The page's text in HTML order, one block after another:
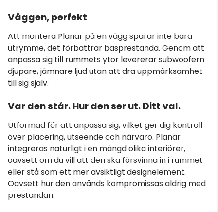
Väggen, perfekt
Att montera Planar på en vägg sparar inte bara
utrymme, det förbättrar basprestanda. Genom att
anpassa sig till rummets ytor levererar subwoofern
djupare, jämnare ljud utan att dra uppmärksamhet
till sig själv.
Var den står. Hur den ser ut. Ditt val.
Utformad för att anpassa sig, vilket ger dig kontroll
över placering, utseende och närvaro. Planar
integreras naturligt i en mängd olika interiörer,
oavsett om du vill att den ska försvinna in i rummet
eller stå som ett mer avsiktligt designelement.
Oavsett hur den används kompromissas aldrig med
prestandan.